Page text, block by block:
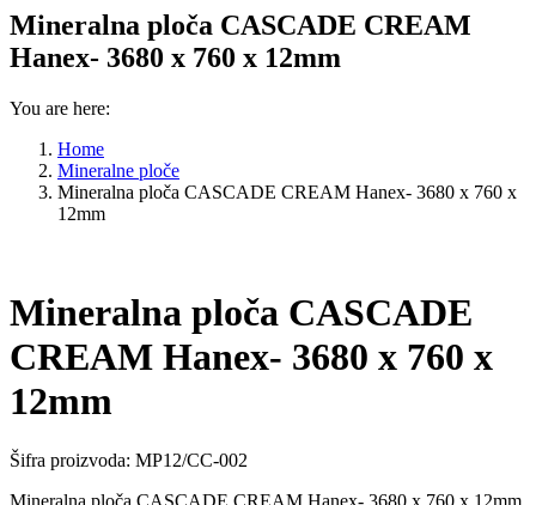
Mineralna ploča CASCADE CREAM
Hanex- 3680 x 760 x 12mm
You are here:
Home
Mineralne ploče
Mineralna ploča CASCADE CREAM Hanex- 3680 x 760 x
12mm
Mineralna ploča CASCADE
CREAM Hanex- 3680 x 760 x
12mm
Šifra proizvoda: MP12/CC-002
Mineralna ploča CASCADE CREAM Hanex- 3680 x 760 x 12mm